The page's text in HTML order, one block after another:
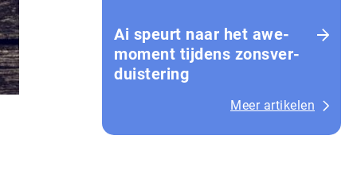
Ai speurt naar het awe-
moment tijdens zons­ver­
duis­te­ring
Meer artikelen